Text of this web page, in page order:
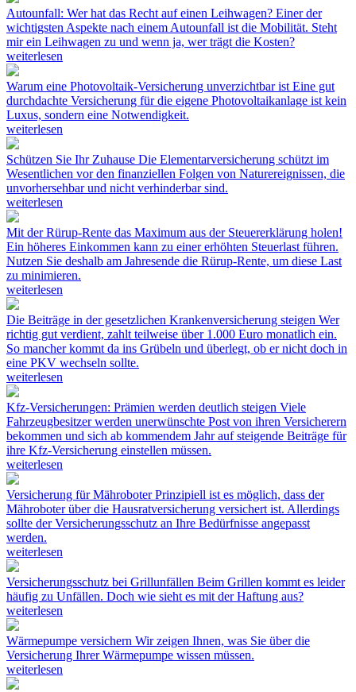
Autounfall: Wer hat das Recht auf einen Leihwagen? Einer der
wichtigsten Aspekte nach einem Autounfall ist die Mobilität. Steht
mir ein Leihwagen zu und wenn ja, wer trägt die Kosten?
weiterlesen
Warum eine Photovoltaik-Versicherung unverzichtbar ist Eine gut
durchdachte Versicherung für die eigene Photovoltaikanlage ist kein
Luxus, sondern eine Notwendigkeit.
weiterlesen
Schützen Sie Ihr Zuhause Die Elementarversicherung schützt im
Wesentlichen vor den finanziellen Folgen von Naturereignissen, die
unvorhersehbar und nicht verhinderbar sind.
weiterlesen
Mit der Rürup-Rente das Maximum aus der Steuererklärung holen!
Ein höheres Einkommen kann zu einer erhöhten Steuerlast führen.
Nutzen Sie deshalb am Jahresende die Rürup-Rente, um diese Last
zu minimieren.
weiterlesen
Die Beiträge in der gesetzlichen Krankenversicherung steigen Wer
richtig gut verdient, zahlt teilweise über 1.000 Euro monatlich ein.
So mancher kommt da ins Grübeln und überlegt, ob er nicht doch in
eine PKV wechseln sollte.
weiterlesen
Kfz-Versicherungen: Prämien werden deutlich steigen Viele
Fahrzeugbesitzer werden unerwünschte Post von ihren Versicherern
bekommen und sich ab kommendem Jahr auf steigende Beiträge für
ihre Kfz-Versicherung einstellen müssen.
weiterlesen
Versicherung für MähroboterPrinzipiell ist es möglich, dass der
Mähroboter über die Hausratversicherung versichert ist. Allerdings
sollte der Versicherungsschutz an Ihre Bedürfnisse angepasst
werden.
weiterlesen
Versicherungsschutz bei Grillunfällen Beim Grillen kommt es leider
häufig zu Unfällen. Doch wie sieht es mit der Haftung aus?
weiterlesen
Wärmepumpe versichern Wir zeigen Ihnen, was Sie über die
Versicherung Ihrer Wärmepumpe wissen müssen.
weiterlesen